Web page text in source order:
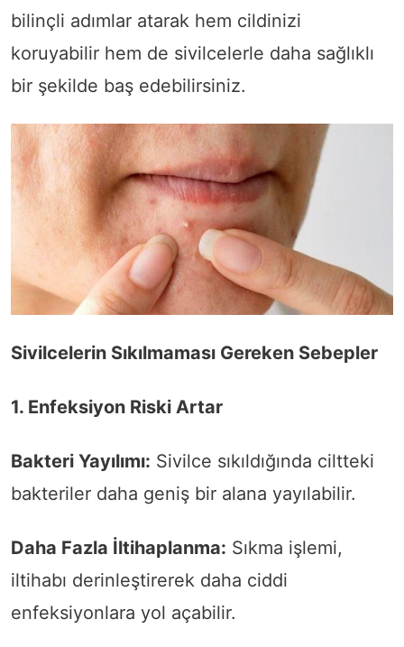
bilinçli adımlar atarak hem cildinizi
koruyabilir hem de sivilcelerle daha sağlıklı
bir şekilde baş edebilirsiniz.
Sivilcelerin Sıkılmaması Gereken Sebepler
1. Enfeksiyon Riski Artar
Bakteri Yayılımı: Sivilce sıkıldığında ciltteki
bakteriler daha geniş bir alana yayılabilir.
Daha Fazla İltihaplanma: Sıkma işlemi,
iltihabı derinleştirerek daha ciddi
enfeksiyonlara yol açabilir.